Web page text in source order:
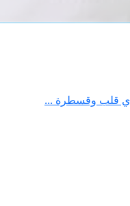
قلب وقسطرة ...